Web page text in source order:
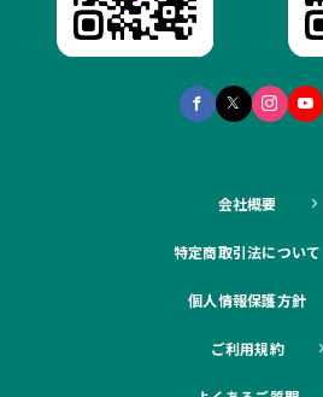
会社概要
特定商取引法について
個人情報保護方針
ご利用規約